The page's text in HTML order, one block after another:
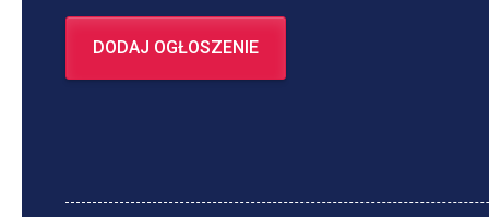
DODAJ OGŁOSZENIE